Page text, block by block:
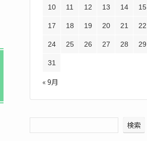
10 11 12 13 14 15
17 18 19 20 21 22
24 25 26 27 28 29
31
« 9月
検索